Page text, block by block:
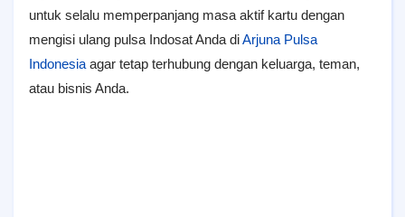
untuk selalu memperpanjang masa aktif kartu dengan
mengisi ulang pulsa Indosat Anda diArjuna Pulsa
Indonesia agar tetap terhubung dengan keluarga, teman,
atau bisnis Anda.